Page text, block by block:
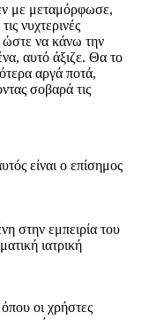
με μεταμόρφωσε,
νυχτερινές
ώστε να κάνω την
αυτό άξιζε. Θα το
αργά ποτά,
σοβαρά τις
είναι ο επίσημος
στην εμπειρία του
ιατρική
οι χρήστες